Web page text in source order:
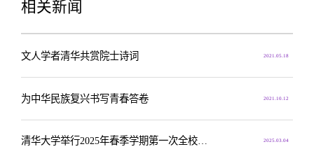
相关新闻
2021.05.18
文人学者清华共赏院士诗词
2021.10.12
为中华民族复兴书写青春答卷
2025.03.04
清华大学举行2025年春季学期第一次全校党员集中培训暨全校教职工大会